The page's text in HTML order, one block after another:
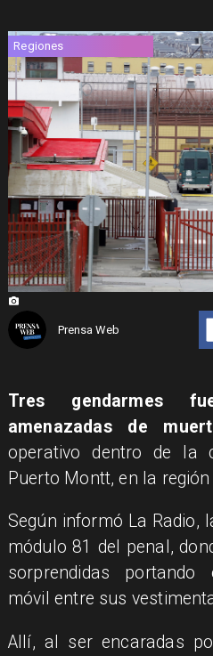
Regiones
Prensa Web
Tres gendarmes
amenazadas de
operativo dentro de la
Puerto Montt, en la
Según informó La Radio,
módulo 81 del penal,
sorprendidas
móvil entre sus
Allí, al ser encaradas